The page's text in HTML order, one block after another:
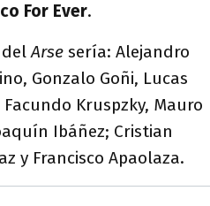
For Ever.
delArse sería: Alejandro
Gonzalo Goñi, Lucas
Kruspzky, Mauro
Ibáñez; Cristian
y Francisco Apaolaza.